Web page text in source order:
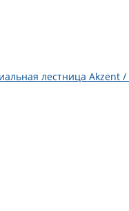
лестница Akzent